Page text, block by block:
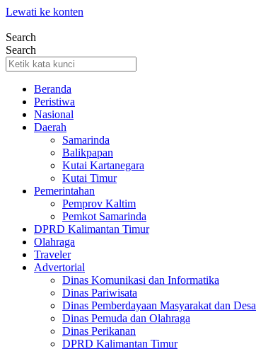
Lewati ke konten
Search
Search
Beranda
Peristiwa
Nasional
Daerah
Samarinda
Balikpapan
Kutai Kartanegara
Kutai Timur
Pemerintahan
Pemprov Kaltim
Pemkot Samarinda
DPRD Kalimantan Timur
Olahraga
Traveler
Advertorial
Dinas Komunikasi dan Informatika
Dinas Pariwisata
Dinas Pemberdayaan Masyarakat dan Desa
Dinas Pemuda dan Olahraga
Dinas Perikanan
DPRD Kalimantan Timur